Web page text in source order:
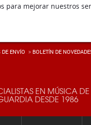
para mejorar nuestros
EN MÚSICA DE
DESDE 1986
ENVÍ­O BOLETÍN DE